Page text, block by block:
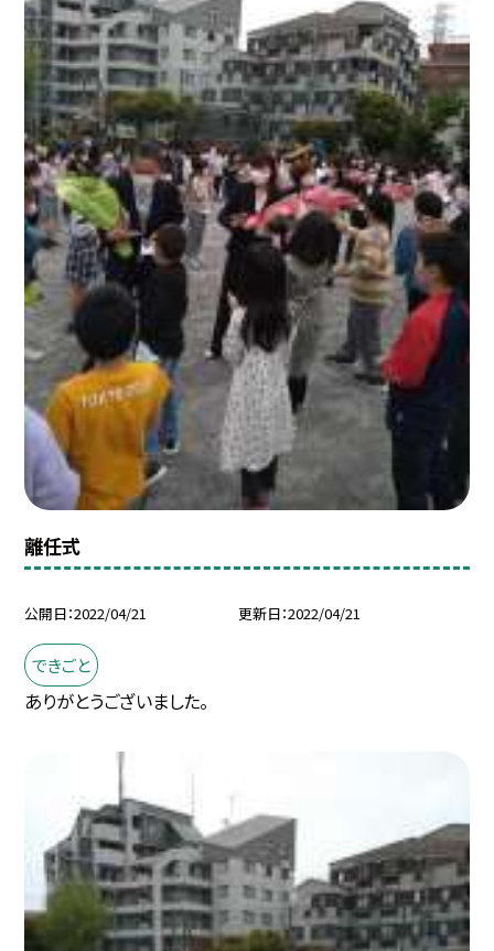
離任式
公開日 2022/04/21 更新日 2022/04/21
できごと
ありがとうございました。